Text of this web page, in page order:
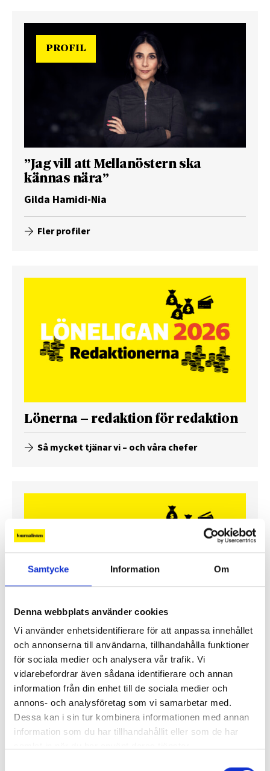
Samtycke Information Om
Denna webbplats använder cookies
Vi använder enhetsidentifierare för att anpassa innehållet
och annonserna till användarna, tillhandahålla funktioner
för sociala medier och analysera vår trafik. Vi
vidarebefordrar även sådana identifierare och annan
information från din enhet till de sociala medier och
annons- och analysföretag som vi samarbetar med.
Dessa kan i sin tur kombinera informationen med annan
information som du har tillhandahållit eller som de har
PROFIL
”Jag vill att Mellanöstern ska
kännas nära”
Gilda Hamidi-Nia
Fler profiler
Lönerna – redaktion för redaktion
Så mycket tjänar vi – och våra chefer
Så mycket tjänar mediecheferna
Så mycket tjänar 260 mediechefer